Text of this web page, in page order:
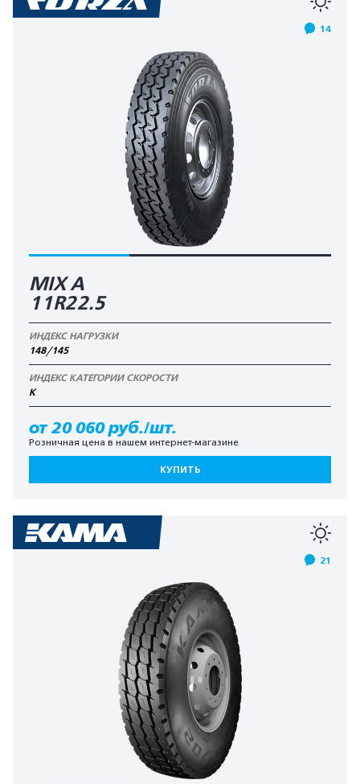
14
MIX A
11R22.5
ИНДЕКС НАГРУЗКИ
148/145
ИНДЕКС КАТЕГОРИИ СКОРОСТИ
К
от 20 060 руб./шт.
Розничная цена в нашем интернет-магазине
КУПИТЬ
21